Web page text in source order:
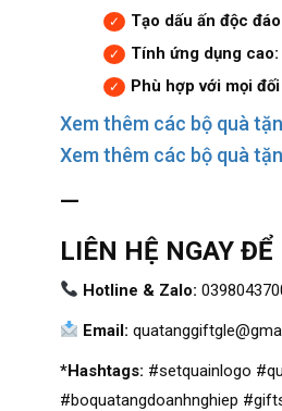
Tạo dấu ấn độc
Tính ứng dụng cao:
Phù hợp với mọi
Xem thêm các bộ quà
Xem thêm các bộ quà
—
LIÊN HỆ NGAY
Hotline & Zalo:
Email:
*Hashtags: #setquainlogo
#boquatangdoanhnghiep